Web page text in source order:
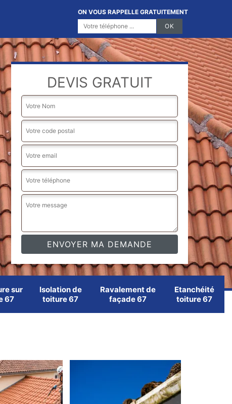
ON VOUS RAPPELLE GRATUITEMENT
DEVIS GRATUIT
sur
67
Isolation de
toiture 67
Ravalement de
façade 67
Etanchéité
toiture 67